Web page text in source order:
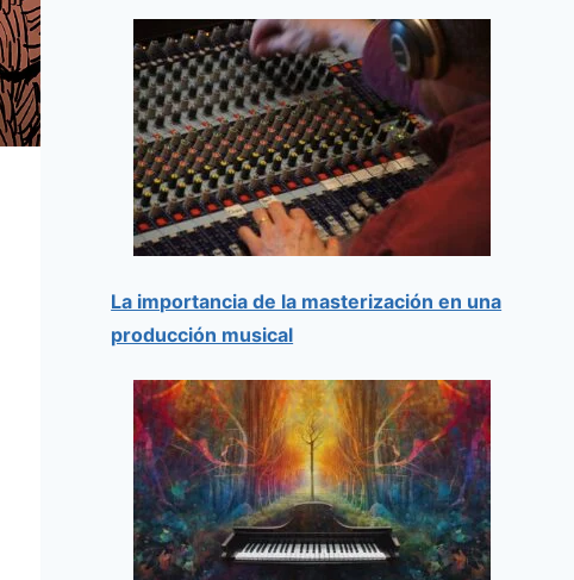
La importancia de la masterización en una
producción musical